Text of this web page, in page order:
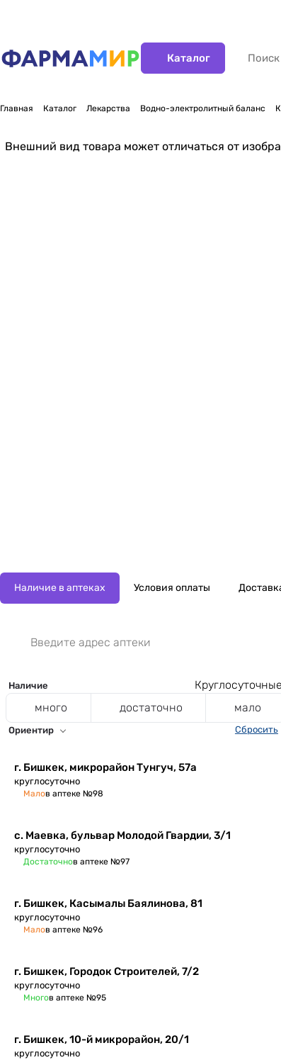
Каталог
Главная Каталог Лекарства Водно-электролитный баланс
Внешний вид товара может отличаться от
Наличие в аптеках Условия оплаты
Наличие
Круглосуточные
много
достаточно мало
Ориентир Сбросить
​г. Бишкек, микрорайон Тунгуч, 57а
круглосуточно
Малов аптеке №98
с. Маевка, ​бульвар Молодой Гвардии, 3/1
круглосуточно
Достаточнов аптеке №97
г. Бишкек, ​Касымалы Баялинова, 81
круглосуточно
Малов аптеке №96
​г. Бишкек, Городок Строителей, 7/2
круглосуточно
Многов аптеке №95
г. Бишкек, 10-й микрорайон, 20/1
круглосуточно